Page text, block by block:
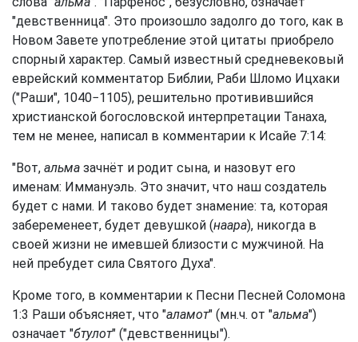
"девственница". Это произошло задолго до того, как в
Новом Завете употребление этой цитаты приобрело
спорный характер. Самый известный средневековый
еврейский комментатор Библии, Раби Шломо Ицхаки
("Раши", 1040−1105), решительно противившийся
христианской богословской интерпретации Танаха,
тем не менее, написал в комментарии к Исайе 7:14:
"Вот, альма зачнёт и родит сына, и назовут его
именам: Иммануэль. Это значит, что наш создатель
будет с нами. И таково будет знамение: та, которая
забеременеет, будет девушкой (наара), никогда в
своей жизни не имевшей близости с мужчиной. На
ней пребудет сила Святого Духа".
Кроме того, в комментарии к Песни Песней Соломона
1:3 Раши объясняет, что "аламот" (мн.ч. от "альма")
означает "бтулот" ("девственницы").